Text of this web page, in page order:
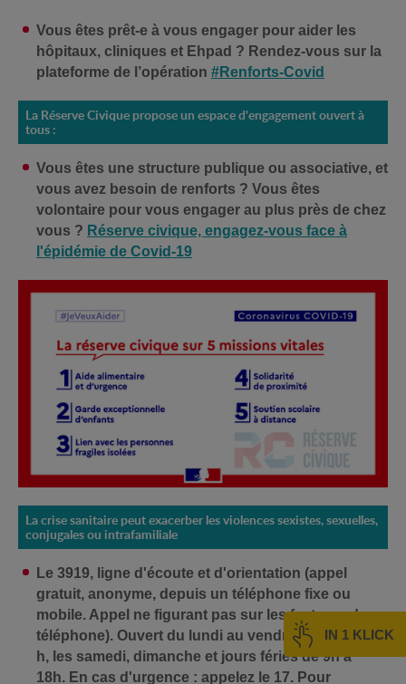
IN 1 KLICK
Vous êtes prêt-e à vous engager pour aider les
hôpitaux, cliniques et Ehpad ? Rendez-vous sur la
plateforme de l’opération #Renforts-Covid
La Réserve Civique propose un espace d'engagement ouvert à
tous :
Vous êtes une structure publique ou associative, et
vous avez besoin de renforts ? Vous êtes
volontaire pour vous engager au plus près de chez
vous ? Réserve civique, engagez-vous face à
l'épidémie de Covid-19
La crise sanitaire peut exacerber les violences sexistes, sexuelles,
conjugales ou intrafamiliale
Le 3919, ligne d'écoute et d'orientation (appel
gratuit, anonyme, depuis un téléphone fixe ou
mobile. Appel ne figurant pas sur les factures de
téléphone). Ouvert du lundi au vendredi de 9 h à 22
h, les samedi, dimanche et jours fériés de 9h à
18h. En cas d'urgence : appelez le 17. Pour